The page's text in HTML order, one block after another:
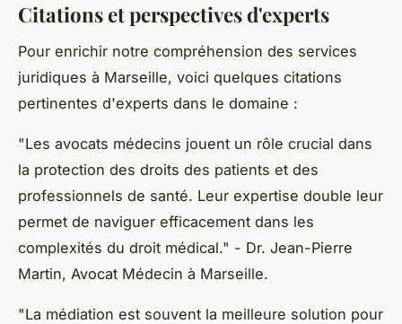
Citations et perspectives d'experts
Pour enrichir notre compréhension des services
juridiques à Marseille, voici quelques citations
pertinentes d'experts dans le domaine :
"Les avocats médecins jouent un rôle crucial dans
la protection des droits des patients et des
professionnels de santé. Leur expertise double leur
permet de naviguer efficacement dans les
complexités du droit médical." - Dr. Jean-Pierre
Martin, Avocat Médecin à Marseille.
"La médiation est souvent la meilleure solution pour